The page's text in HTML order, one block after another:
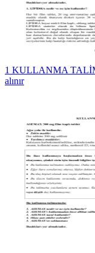
1 KULLANMA
alınır